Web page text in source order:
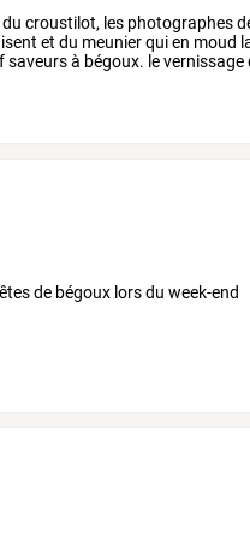
du croustilot, les photographes
et du meunierquien moud
saveursà bégoux. levernissage
de bégoux lors du week-end